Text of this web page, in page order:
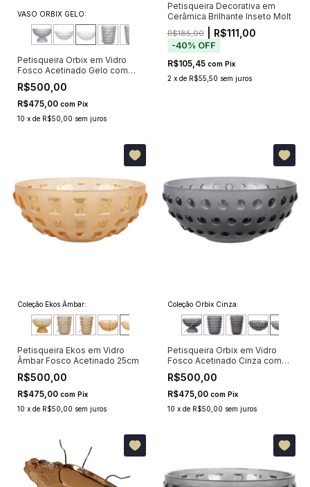
VASO ORBIX GELO:
Petisqueira Orbix em Vidro
Fosco Acetinado Gelo com
Pontos Cristalinos 25cm
R$500,00
R$475,00 com Pix
10 x de R$50,00 sem juros
Petisqueira Decorativa em
Cerâmica Brilhante Inseto Molt
R$185,00| R$111,00
-40% OFF
R$105,45 com Pix
2 x de R$55,50 sem juros
Coleção Ekos Âmbar:
Petisqueira Ekos em Vidro
Âmbar Fosco Acetinado 25cm
R$500,00
R$475,00 com Pix
10 x de R$50,00 sem juros
Coleção Orbix Cinza:
Petisqueira Orbix em Vidro
Fosco Acetinado Cinza com
Pontos Cristalinos 25cm
R$500,00
R$475,00 com Pix
10 x de R$50,00 sem juros